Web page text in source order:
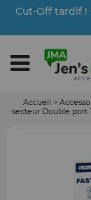
Cut-Off tardif !
Accueil >
secteur Double port